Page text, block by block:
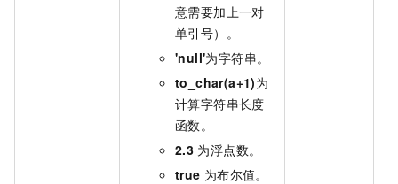
意需要加上一对
单引号）。
'null'为字符串。
to_char(a+1)为
计算字符串长度
函数。
2.3 为浮点数。
true 为布尔值。